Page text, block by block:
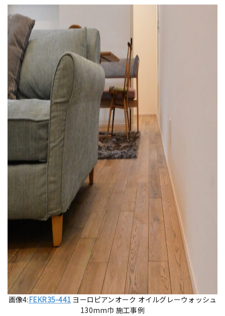
画像4:FEKR35-441 ヨーロピアンオーク オイルグレーウォッシュ
130mm巾 施工事例